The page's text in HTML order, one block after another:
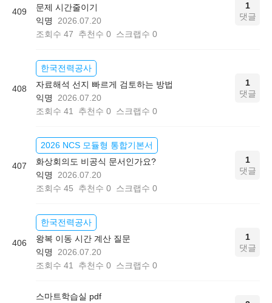
409
문제 시간줄이기
익명
2026.07.20
조회수 47 추천수 0 스크랩수 0
1
댓글
408
한국전력공사
자료해석 선지 빠르게 검토하는 방법
익명
2026.07.20
조회수 41 추천수 0 스크랩수 0
1
댓글
407
2026 NCS 모듈형 통합기본서
화상회의도 비공식 문서인가요?
익명
2026.07.20
조회수 45 추천수 0 스크랩수 0
1
댓글
406
한국전력공사
왕복 이동 시간 계산 질문
익명
2026.07.20
조회수 41 추천수 0 스크랩수 0
1
댓글
스마트학습실 pdf